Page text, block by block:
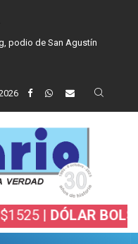
podio de San Agustín
DÓLAR BOLSA: